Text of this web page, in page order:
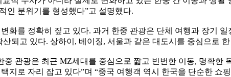
인 분위기를 형성했다”고 설명했다.
화를 정확히 짚고 있다. 과거 한중 관광은 단체 여행과 장기
되고 있다. 상하이, 베이징, 서울과 같은 대도시를 중심으로
관광은 최근 MZ세대를 중심으로 짧고 빈번한 이동, 명확한
지로 자리 잡고 있다”며 “중국 여행객 역시 한국을 단순한 쇼